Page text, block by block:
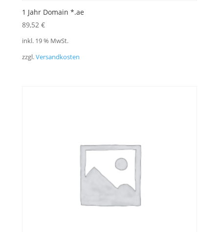
1 Jahr Domain *.ae
89,52 €
inkl. 19 % MwSt.
zzgl.Versandkosten